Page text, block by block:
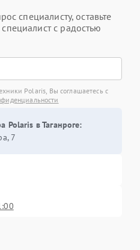
специалисту, оставьте
с радостью
Polaris, Вы соглашаетесь с
Polaris в Таганроге:
7